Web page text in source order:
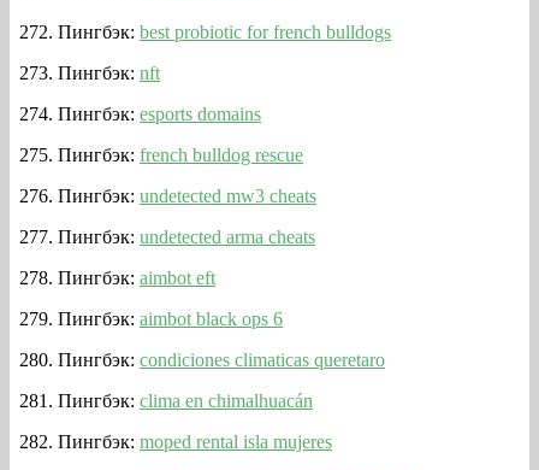
Пингбэк: best probiotic for french bulldogs
Пингбэк: nft
Пингбэк: esports domains
Пингбэк: french bulldog rescue
Пингбэк: undetected mw3 cheats
Пингбэк: undetected arma cheats
Пингбэк: aimbot eft
Пингбэк: aimbot black ops 6
Пингбэк: condiciones climaticas queretaro
Пингбэк: clima en chimalhuacán
Пингбэк: moped rental isla mujeres